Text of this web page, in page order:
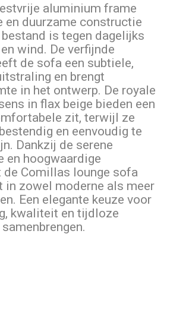
aluminium frame
en duurzame constructie
is tegen dagelijks
wind. De verfijnde
de sofa een subtiele,
en brengt
in het ontwerp. De royale
in flax beige bieden een
zit, terwijl ze
en eenvoudig te
Dankzij de serene
en hoogwaardige
de Comillas lounge sofa
in zowel moderne als meer
Een elegante keuze voor
kwaliteit en tijdloze